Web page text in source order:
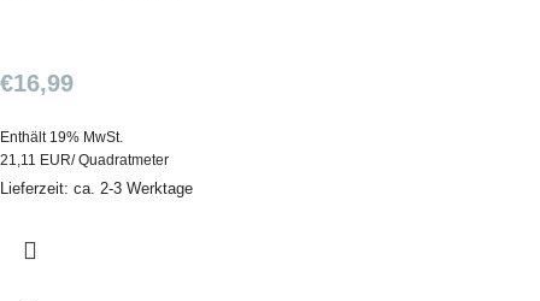
€16,99
Enthält 19% MwSt.
21,11 EUR/ Quadratmeter
Lieferzeit: ca. 2-3 Werktage